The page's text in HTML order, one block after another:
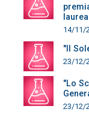
14/11/
"Il
23/12/
"Lo
23/12/